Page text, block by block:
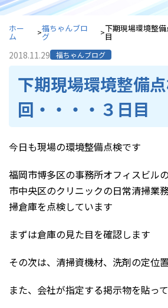
ホー
ム
福ちゃんブロ
グ
下期現場環境整
目
2018.11.29 福ちゃんブログ
下期現場環境整備
回・・・・３日目
今日も現場の環境整備点検です
福岡市博多区の事務所オフィスビル
市中央区のクリニックの日常清掃業
掃倉庫を点検しています
まずは倉庫の見た目を確認します
その次は、清掃資機材、洗剤の定位
また、会社が指定する掲示物を貼っ